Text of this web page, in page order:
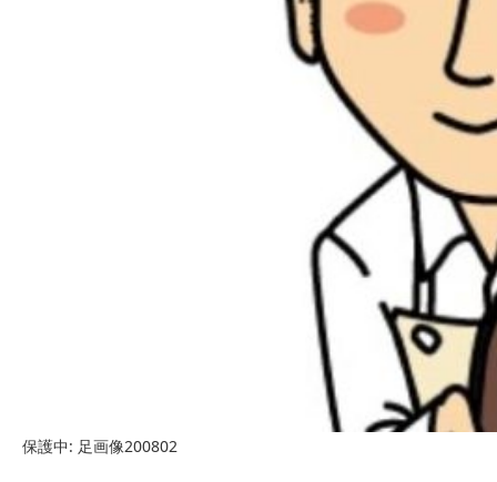
保護中: 足画像200802